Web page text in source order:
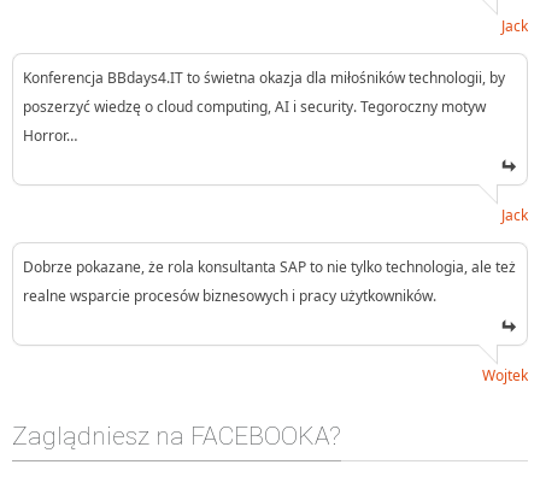
Jack
Konferencja BBdays4.IT to świetna okazja dla miłośników technologii, by
poszerzyć wiedzę o cloud computing, AI i security. Tegoroczny motyw
Horror…
Jack
Dobrze pokazane, że rola konsultanta SAP to nie tylko technologia, ale też
realne wsparcie procesów biznesowych i pracy użytkowników.
Wojtek
Zaglądniesz na FACEBOOKA?